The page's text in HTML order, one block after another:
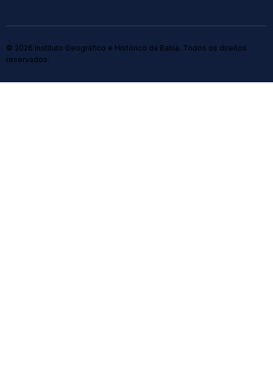
© 2026 Instituto Geográfico e Histórico da Bahia. Todos os direitos
reservados.